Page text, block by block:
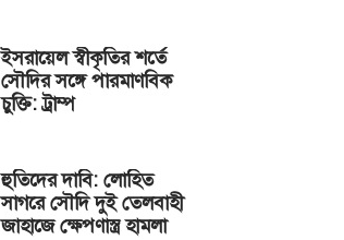
ইসরায়েল স্বীকৃতির শর্তে
সৌদির সঙ্গে পারমাণবিক
চুক্তি: ট্রাম্প
হুতিদের দাবি: লোহিত
সাগরে সৌদি দুই তেলবাহী
জাহাজে ক্ষেপণাস্ত্র হামলা